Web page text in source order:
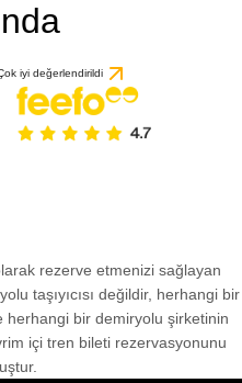
iyi değerlendirildi
rezerve etmenizi sağlayan
taşıyıcısı değildir, herhangi bir
bir demiryolu şirketinin
içi tren bileti rezervasyonunu